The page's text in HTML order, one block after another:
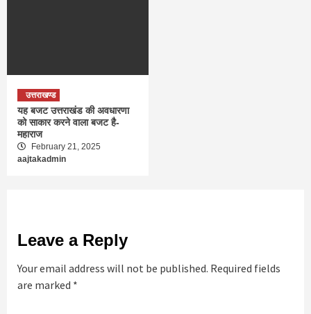
उत्तराखण्ड
यह बजट उत्तराखंड की अवधारणा
को साकार करने वाला बजट है-
महाराज
February 21, 2025
aajtakadmin
Leave a Reply
Your email address will not be published. Required fields
are marked *